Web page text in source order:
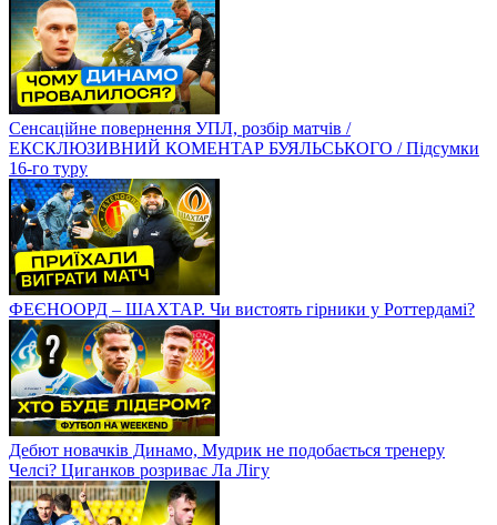
Сенсаційне повернення УПЛ, розбір матчів /
ЕКСКЛЮЗИВНИЙ КОМЕНТАР БУЯЛЬСЬКОГО / Підсумки
16-го туру
ФЕЄНООРД – ШАХТАР. Чи вистоять гірники у Роттердамі?
Дебют новачків Динамо, Мудрик не подобається тренеру
Челсі? Циганков розриває Ла Лігу